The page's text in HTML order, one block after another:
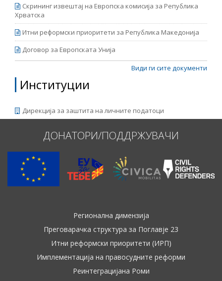
Скрининг извештај на Европска комисија за Република
Хрватска
Итни реформски приоритети за Република Македонија
Договор за Европската Унија
Види ги сите документи
Институции
Дирекција за заштита на личните податоци
ДОНАТОРИ/ПОДДРЖУВАЧИ
Регионална димензија
Преговарачка структура за Поглавје 23
Итни реформски приоритети (ИРП)
Имплементација на правосудните реформи
Реинтеграцијана Роми